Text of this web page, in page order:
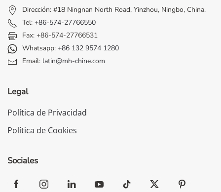
Dirección: #18 Ningnan North Road, Yinzhou, Ningbo, China.
Tel: +86-574-27766550
Fax: +86-574-27766531
Whatsapp: +86 132 9574 1280
Email: latin@mh-chine.com
Legal
Política de Privacidad
Política de Cookies
Sociales